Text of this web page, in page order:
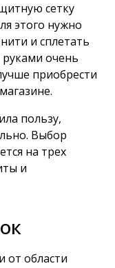
сетку
этого нужно
и сплетать
очень
приобрести
пользу,
Выбор
на трех
и
от области